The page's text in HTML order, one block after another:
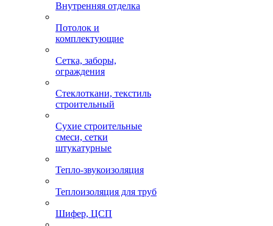
Внутренняя отделка
Потолок и
комплектующие
Сетка, заборы,
ограждения
Стеклоткани, текстиль
строительный
Сухие строительные
смеси, сетки
штукатурные
Тепло-звукоизоляция
Теплоизоляция для труб
Шифер, ЦСП